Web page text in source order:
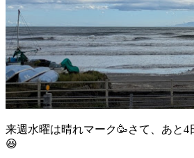
来週水曜は晴れマーク🥳さて、あと4
😆